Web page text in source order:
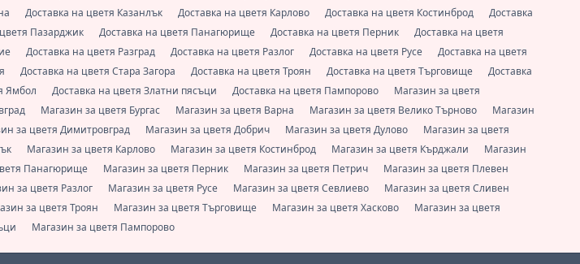
Доставка на цветя Казанлък Доставка на цветя Карлово Доставка на цветя Костинброд
Доставка
Пазарджик Доставка на цветя Панагюрище Доставка на цветя Перник
Доставка на цветя
Доставка на цветя Разград Доставка на цветя Разлог Доставка на цветя Русе
Доставка на цветя
Доставка на цветя Стара Загора Доставка на цветя Троян Доставка на цветя Търговище
Доставка
Ямбол Доставка на цветя Златни пясъци Доставка на цветя Пампорово
Магазин за цветя
Магазин за цветя Бургас Магазин за цветя Варна Магазин за цветя Велико Търново
Магазин
за цветя Димитровград Магазин за цветя Добрич Магазин за цветя Дулово
Магазин за цветя
Магазин за цветя Карлово Магазин за цветя Костинброд Магазин за цветя Кърджали
Магазин
Панагюрище Магазин за цветя Перник Магазин за цветя Петрич
Магазин за цветя Плевен
за цветя Разлог Магазин за цветя Русе Магазин за цветя Севлиево
Магазин за цветя Сливен
за цветя Троян Магазин за цветя Търговище Магазин за цветя Хасково
Магазин за цветя
Магазин за цветя Пампорово